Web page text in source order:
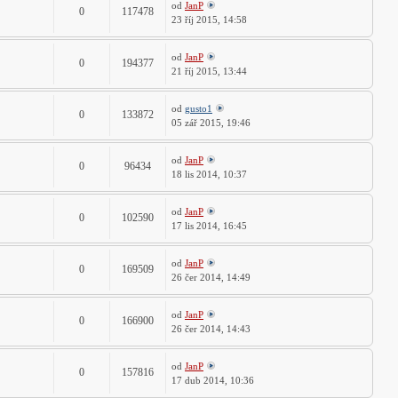
0 117478 od JanP
23 říj 2015, 14:58
0 194377 od JanP
21 říj 2015, 13:44
0 133872 od gusto1
05 zář 2015, 19:46
0 96434 od JanP
18 lis 2014, 10:37
0 102590 od JanP
17 lis 2014, 16:45
0 169509 od JanP
26 čer 2014, 14:49
0 166900 od JanP
26 čer 2014, 14:43
0 157816 od JanP
17 dub 2014, 10:36